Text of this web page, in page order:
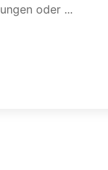
Besonders in mobilen Anwendungen oder ...